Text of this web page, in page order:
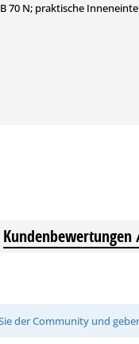
70 N; praktische
der Community und